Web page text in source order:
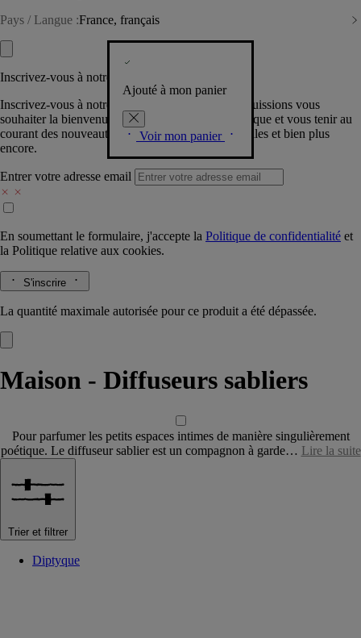
Pays / Langue :France, français
Ajouté à mon panier
Voir mon panier
Inscrivez-vous à notre Newsletter
Inscrivez-vous à notre newsletter pour que nous puissions vous
souhaiter la bienvenue dans la communauté Diptyque et vous tenir au
courant des nouveautés, événements, offres spéciales et bien plus
encore.
Entrer votre adresse email
En soumettant le formulaire, j'accepte la Politique de confidentialité et
la Politique relative aux cookies.
S'inscrire
La quantité maximale autorisée pour ce produit a été dépassée.
Maison - Diffuseurs sabliers
Pour parfumer les petits espaces intimes de manière singulièrement
poétique. Le diffuseur sablier est un compagnon à garde… Lire la suite
Trier et filtrer
Diptyque